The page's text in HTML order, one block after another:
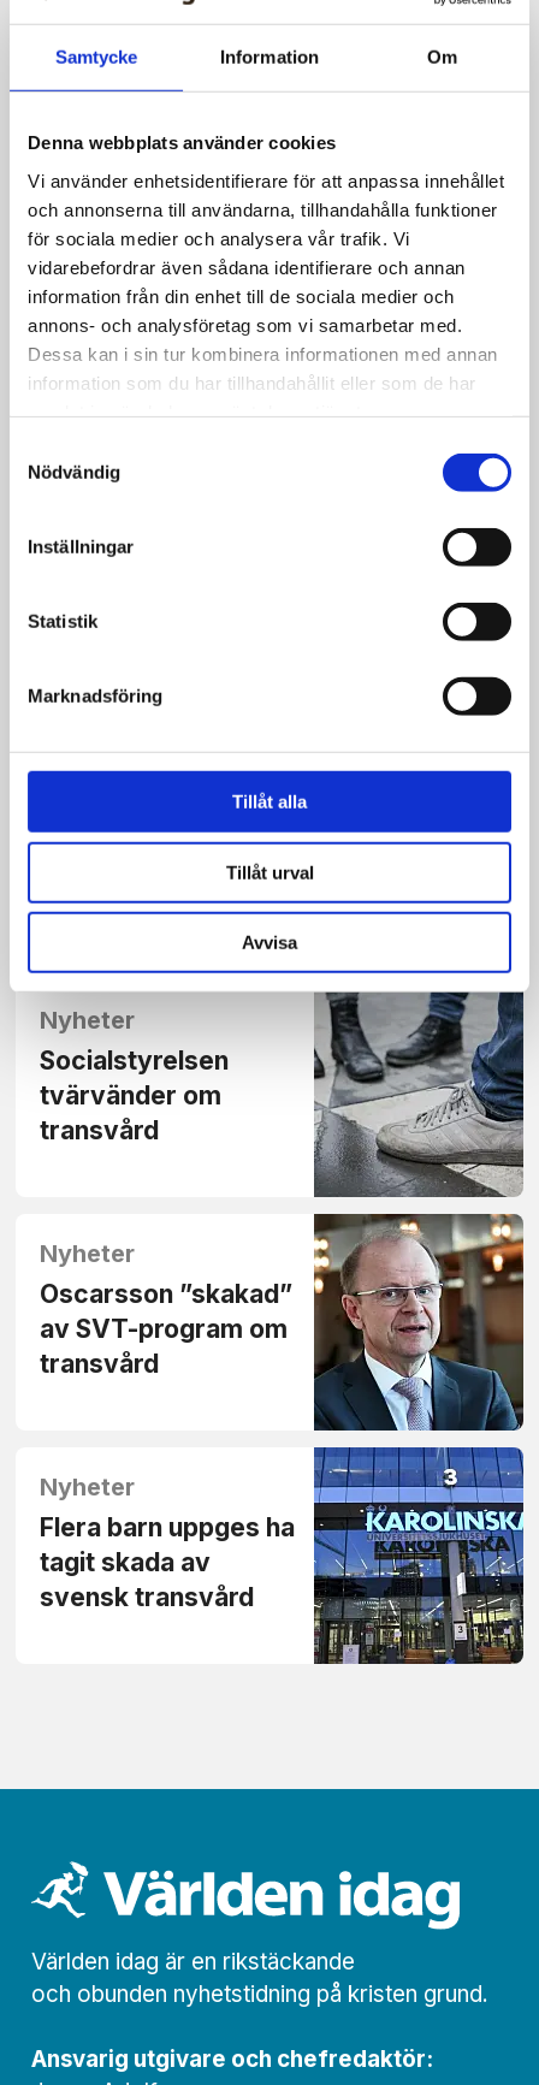
Samtycke Information Om
Denna webbplats använder cookies
Vi använder enhetsidentifierare för att anpassa innehållet
och annonserna till användarna, tillhandahålla funktioner
för sociala medier och analysera vår trafik. Vi
vidarebefordrar även sådana identifierare och annan
information från din enhet till de sociala medier och
annons- och analysföretag som vi samarbetar med.
Dessa kan i sin tur kombinera informationen med annan
information som du har tillhandahållit eller som de har
Nödvändig
Inställningar
Statistik
Marknadsföring
Tillåt alla
Tillåt urval
Avvisa
Nyheter
Statlig rapport: Bristfällig
kunskap om transvårdens
effekter
Nyheter
Göteborgs-läkare
larmar om privat
svenskar
Nyheter
Socialstyrelsen
tvärvänder om
transvård
Nyheter
Oscarsson ”skakad”
av SVT-program om
transvård
Nyheter
Flera barn uppges ha
tagit skada av
svensk transvård
Världen idag är en rikstäckande
och obunden nyhets­­­tidning på kristen grund.
Ansvarig utgivare och chef­redaktör: